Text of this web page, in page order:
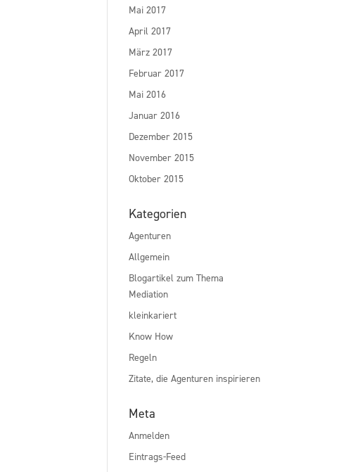
Mai 2017
April 2017
März 2017
Februar 2017
Mai 2016
Januar 2016
Dezember 2015
November 2015
Oktober 2015
Kategorien
Agenturen
Allgemein
Blogartikel zum Thema
Mediation
kleinkariert
Know How
Regeln
Zitate, die Agenturen inspirieren
Meta
Anmelden
Eintrags-Feed